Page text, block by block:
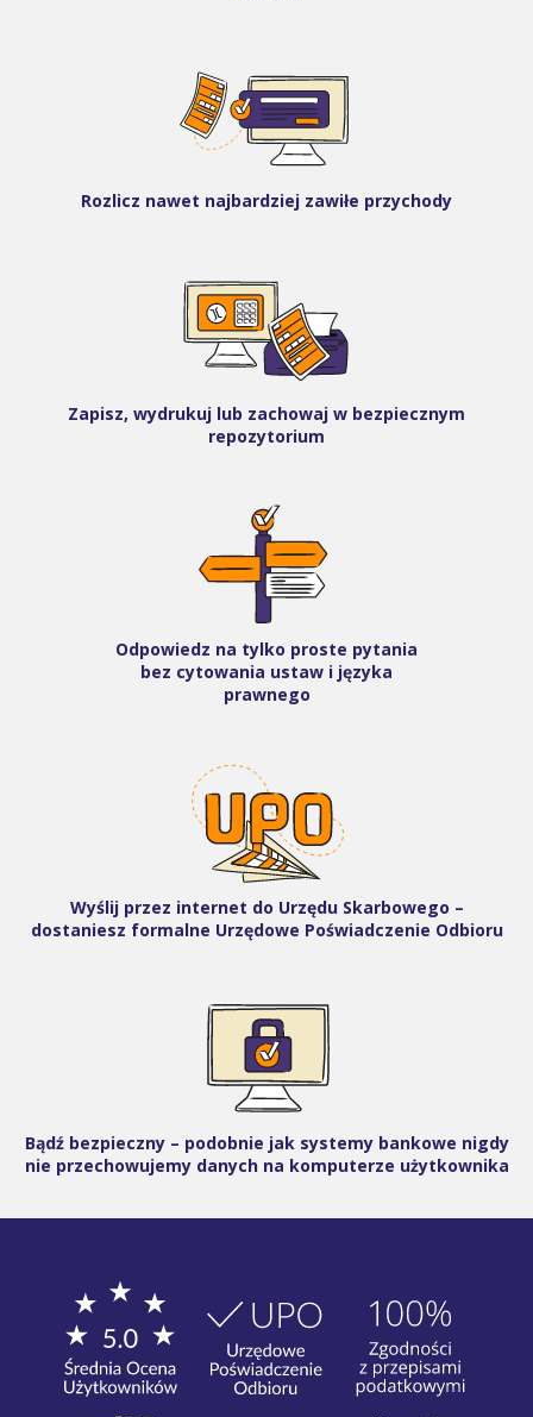
Rozlicz nawet najbardziej zawiłe przychody
Zapisz, wydrukuj lub zachowaj w bezpiecznym
repozytorium
Odpowiedz na tylko proste pytania
bez cytowania ustaw i języka
prawnego
Wyślij przez internet do Urzędu Skarbowego –
dostaniesz formalne Urzędowe Poświadczenie Odbioru
Bądź bezpieczny – podobnie jak systemy bankowe nigdy
nie przechowujemy danych na komputerze użytkownika